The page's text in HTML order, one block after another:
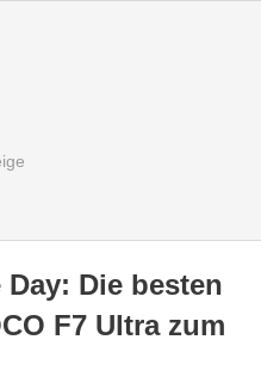
Die besten
F7 Ultra zum